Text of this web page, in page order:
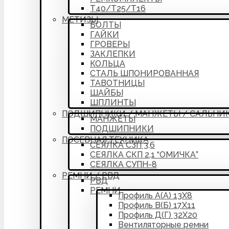
Т40/Т25/Т16
МЕТИЗЫ
БОЛТЫ
ГАЙКИ
ГРОВЕРЫ
ЗАКЛЕПКИ
КОЛЬЦА
СТАЛЬ ШПОНИРОВАННАЯ
ТАВОТНИЦЫ
ШАЙБЫ
ШПЛИНТЫ
ПОДШИПНИКИ / МАНЖЕТЫ /
МАНЖЕТЫ
ПОДШИПНИКИ
ПОСЕВНАЯ ТЕХНИКА
СЕЯЛКА СЗП 3,6
СЕЯЛКА СКП 2,1 “ОМИЧКА”
СЕЯЛКА СУПН-8
РЕМНИ / РВД
РВД
РЕМНИ
Профиль А(А) 13Х8
Профиль В(Б) 17Х11
Профиль Д(Г) 32Х20
Вентиляторные ремни